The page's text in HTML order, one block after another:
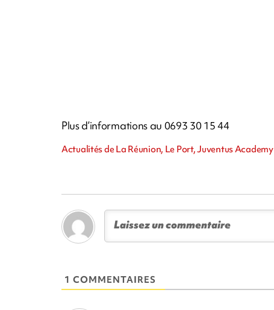
Plus d’informations au 0693 30 15 44
Actualités de La Réunion, Le Port, Juventus Academy
1 COMMENTAIRES